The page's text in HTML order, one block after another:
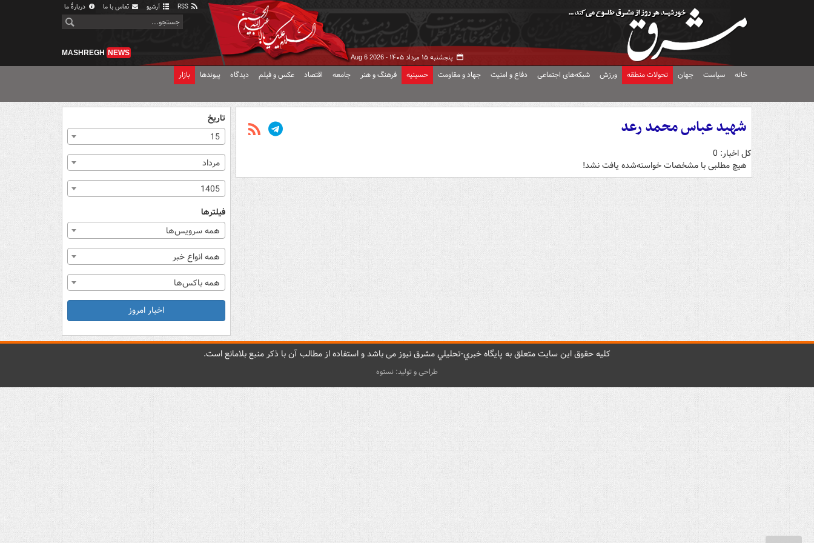
آرشیو تماس با ما دربارهٔ ما
پنجشنبه ۱۵ مرداد ۱۴۰۵ - Aug 6 2026
MASHREGH NEWS
خانه سیاست جهان تحولات منطقه ورزش شبکه‌های اجتماعی دفاع و امنیت جهاد و مقاومت حسینیه فرهنگ و هنر جامعه اقتصاد عکس و فیلم دیدگاه پیوندها بازار
شهید عباس محمد رعد
کل اخبار: 0
هیچ مطلبی با مشخصات خواسته‌شده یافت نشد!
تاریخ
15
مرداد
1405
فیلترها
همه سرویس‌ها
همه انواع خبر
همه باکس‌ها
اخبار امروز
کليه حقوق اين سايت متعلق به پایگاه خبري-تحليلي مشرق نيوز می باشد و استفاده از مطالب آن با ذکر منبع بلامانع است.
طراحی و تولید: نستوه